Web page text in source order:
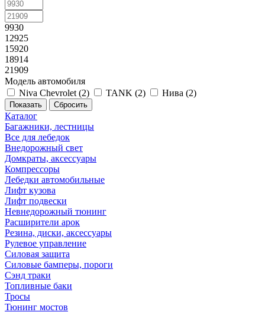
9930
12925
15920
18914
21909
Модель автомобиля
Niva Chevrolet (2) TANK (2) Нива (2)
Сбросить
Каталог
Багажники, лестницы
Все для лебедок
Внедорожный свет
Домкраты, аксессуары
Компрессоры
Лебедки автомобильные
Лифт кузова
Лифт подвески
Невнедорожный тюнинг
Расширители арок
Резина, диски, аксессуары
Рулевое управление
Силовая защита
Силовые бамперы, пороги
Сэнд траки
Топливные баки
Тросы
Тюнинг мостов